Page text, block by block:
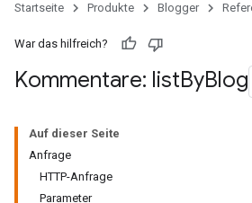
Startseite Produkte Blogger
War das hilfreich?
Kommentare: listByBlog
Auf dieser Seite
Anfrage
HTTP-Anfrage
Parameter